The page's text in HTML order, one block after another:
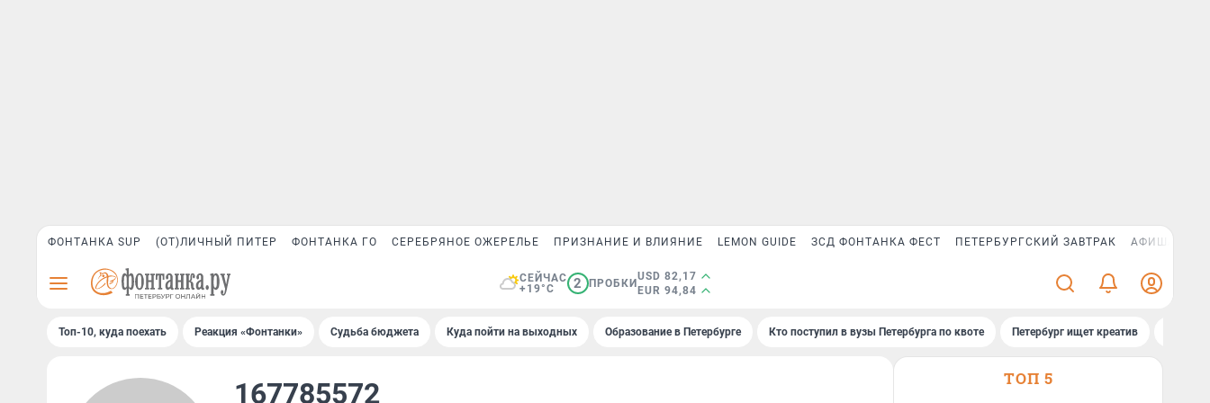
ФОНТАНКА SUP (ОТ)ЛИЧНЫЙ ПИТЕР ФОНТАНКА ГО СЕРЕБРЯНОЕ ОЖЕРЕЛЬЕ ПРИЗНАНИЕ И ВЛИЯНИЕ LEMON GUIDE ЗСД ФОНТАНКА ФЕСТ ПЕТЕРБУРГСКИЙ ЗАВТРАК АФИША PLUS
СЕЙЧАС
+19°C
2 ПРОБКИ
USD 82,17
EUR 94,84
Топ-10, куда поехать Реакция «Фонтанки» Судьба бюджета Куда пойти на выходных Образование в Петербурге Кто поступил в вузы Петербурга по квоте Петербург ищет креатив
167785572 ТОП 5